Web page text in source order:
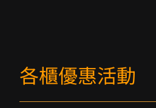
各櫃優惠活動